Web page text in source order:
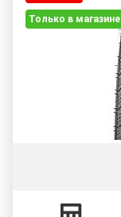
Только в магазине